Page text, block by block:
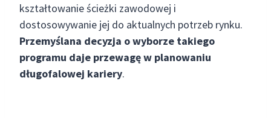
kształtowanie ścieżki zawodowej i
dostosowywanie jej do aktualnych potrzeb rynku.
Przemyślana decyzja o wyborze takiego
programu daje przewagę w planowaniu
długofalowej kariery.